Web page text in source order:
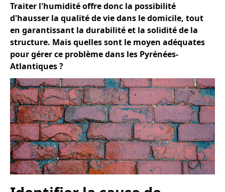
Traiter l'humidité offre donc la possibilité
d'hausser la qualité de vie dans le domicile, tout
en garantissant la durabilité et la solidité de la
structure. Mais quelles sont le moyen adéquates
pour gérer ce problème dans les Pyrénées-
Atlantiques ?